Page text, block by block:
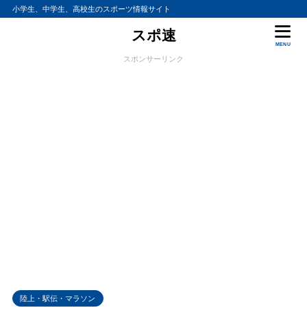
小学生、中学生、高校生のスポーツ情報サイト
スポ速
MENU
スポンサーリンク
陸上・駅伝・マラソン